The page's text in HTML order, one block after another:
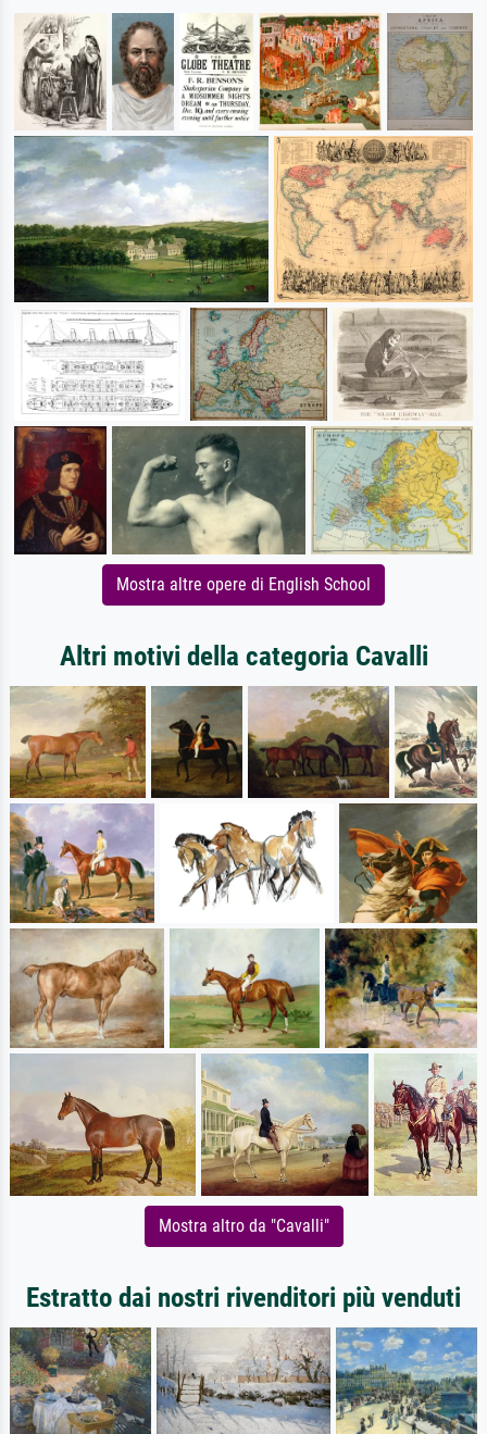
Mostra altre opere di English School
Altri motivi della categoria Cavalli
Mostra altro da "Cavalli"
Estratto dai nostri rivenditori più venduti